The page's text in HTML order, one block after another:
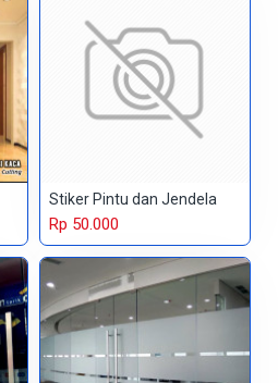
Stiker Pintu dan Jendela
Rp 50.000